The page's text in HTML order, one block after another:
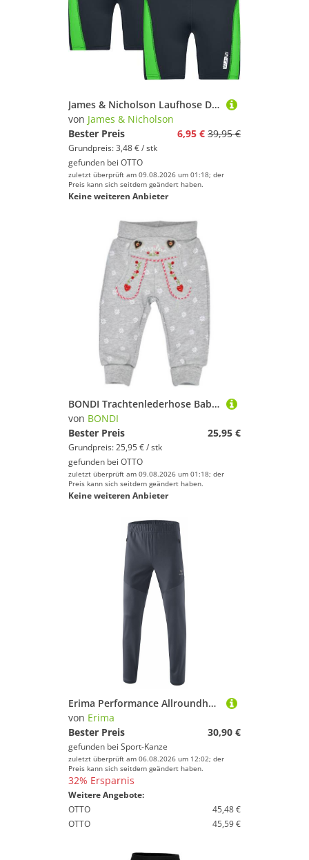
James & Nicholson Laufhose Doppelpack Kurze Lauftights Herren Laufhose Running Shorts JN478 (Doppelpack, 2er-Pack) Weiche, elastische Qualität mit Elasthan
von James & Nicholson
Bester Preis
6,95 € 39,95 €
Grundpreis: 3,48 € / stk
gefunden bei OTTO
zuletzt überprüft am 09.08.2026 um 01:18; der
Preis kann sich seitdem geändert haben.
Keine weiteren Anbieter
BONDI Trachtenlederhose Baby Kinder Laufhose Jogginghose 'Herzilein' 86563
von BONDI
Bester Preis
25,95 €
Grundpreis: 25,95 € / stk
gefunden bei OTTO
zuletzt überprüft am 09.08.2026 um 01:18; der
Preis kann sich seitdem geändert haben.
Keine weiteren Anbieter
Erima Performance Allroundhose 8102302 slate grey - Gr. 140
von Erima
Bester Preis
30,90 €
gefunden bei Sport-Kanze
zuletzt überprüft am 06.08.2026 um 12:02; der
Preis kann sich seitdem geändert haben.
32% Ersparnis
Weitere Angebote:
OTTO
45,48 €
OTTO
45,59 €